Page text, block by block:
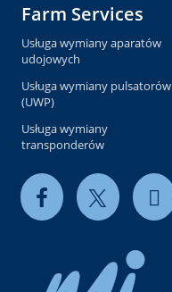
Farm Services
Usługa wymiany aparatów
udojowych
Usługa wymiany pulsatorów
(UWP)
Usługa wymiany
transponderów